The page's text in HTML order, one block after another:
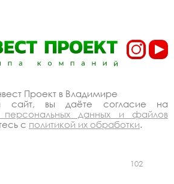
Проект в Владимире
сайт, вы даёте согласие на
персональных данных и файлов
с политикой их обработки.
102